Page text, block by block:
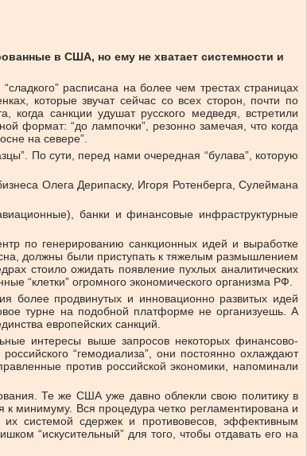
в США, но ему не хватает системности и
расписана на более чем трестах страницах
которые звучат сейчас со всех сторон, почти по
санкции удушат русского медведя, встретили
формат: “до лампочки”, резонно замечая, что когда
на севере”.
По сути, перед нами очередная “булава”, которую
Олега Дерипаску, Игоря Ротенберга, Сулеймана
банки и финансовые инфраструктурные
по генерированию санкционных идей и выработке
должны были приступать к тяжелым размышлением
стоило ожидать появление пухлых аналитических
“клетки” огромного экономического организма РФ.
более продвинутых и инновационно развитых идей
турне на подобной платформе не организуешь. А
европейских санкций.
интересы выше запросов некоторых финансово-
“гемодиализа”, они постоянно охлаждают
против российской экономики, напоминали
Те же США уже давно облекли свою политику в
к минимуму. Вся процедура четко регламентирована и
системой сдержек и противовесов, эффективным
“искусительный” для того, чтобы отдавать его на